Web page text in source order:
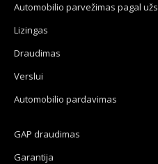
in
new
in
new
in
in
Automobilio parvežimas pagal
Lizingas
Draudimas
Verslui
Automobilio pardavimas
GAP draudimas
Garantija